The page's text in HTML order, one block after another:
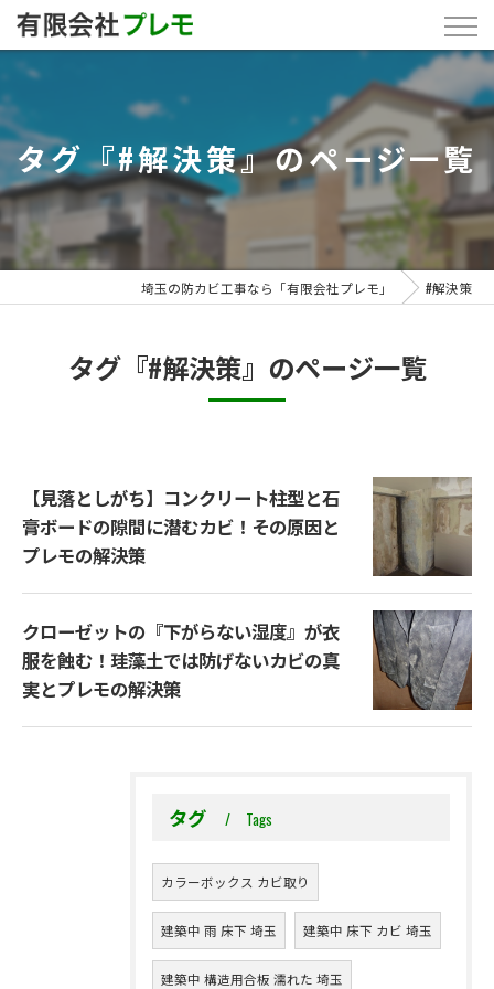
タグ『#解決策』のページ一覧
埼玉の防カビ工事なら「有限会社プレモ」 #解決策
タグ『#解決策』のページ一覧
【見落としがち】コンクリート柱型と石
膏ボードの隙間に潜むカビ！その原因と
プレモの解決策
クローゼットの『下がらない湿度』が衣
服を蝕む！珪藻土では防げないカビの真
実とプレモの解決策
タグ Tags
カラーボックス カビ取り
建築中 雨 床下 埼玉 建築中 床下 カビ 埼玉
建築中 構造用合板 濡れた 埼玉